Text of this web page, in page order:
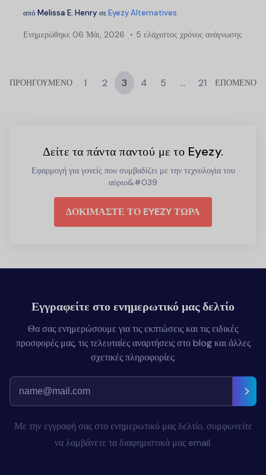
από Melissa E. Henry σεEyezy Alternatives
Ενημερώθηκε 06 Μάι, 2026 5 ελάχιστος χρόνος ανάγνωσης
ΠΡΟΗΓΟΥΜΕΝΟ 1 2 3 4 5 … 21 ΕΠΟΜΕΝΟ
Δείτε τα πάντα παντού με το Eyezy.
Εφαρμογή για γονείς που συμβαδίζει με την τεχνολογία του
αύριο&#039
ΔΟΚΙΜΑΣΤΕ ΤΟ EYEZY ΤΩΡΑ
Εγγραφείτε στο ενημερωτικό μας δελτίο
Θα σας ενημερώσουμε για τις εκπτώσεις και τις ειδικές
προσφορές μας, τις τελευταίες αναρτήσεις στο blog και άλλες
σχετικές πληροφορίες.
Με την εγγραφή σας στο ενημερωτικό μας δελτίο, συμφωνείτε
να λαμβάνετε τα διαφημιστικά μας email.